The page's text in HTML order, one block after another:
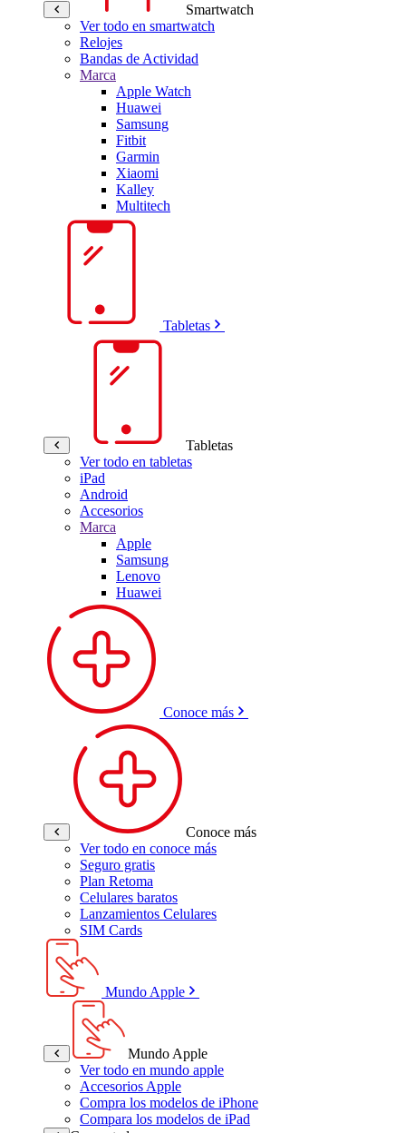
Smartwatch
Ver todo en smartwatch
Relojes
Bandas de Actividad
Marca
Apple Watch
Huawei
Samsung
Fitbit
Garmin
Xiaomi
Kalley
Multitech
Tabletas
Tabletas
Ver todo en tabletas
iPad
Android
Accesorios
Marca
Apple
Samsung
Lenovo
Huawei
Conoce más
Conoce más
Ver todo en conoce más
Seguro gratis
Plan Retoma
Celulares baratos
Lanzamientos Celulares
SIM Cards
Mundo Apple
Mundo Apple
Ver todo en mundo apple
Accesorios Apple
Compra los modelos de iPhone
Compara los modelos de iPad